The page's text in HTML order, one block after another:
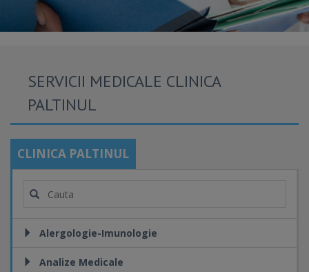
SERVICII MEDICALE CLINICA
PALTINUL
CLINICA PALTINUL
Alergologie-Imunologie
Analize Medicale